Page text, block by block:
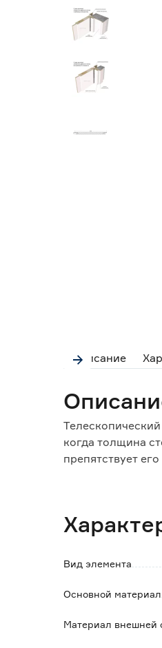
Описание
когда толщина
препятствует
Вид элемента
Основной материал
Материал внешней